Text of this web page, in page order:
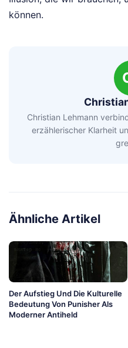
können.
Christian Lehmann
erzählerischer Klarheit
Ähnliche Artikel
Der Aufstieg Und Die Kulturelle
Bedeutung Von Punisher Als
Moderner Antiheld